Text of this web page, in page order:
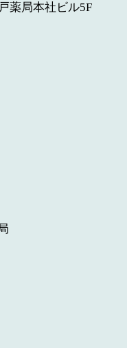
薬局本社ビル5F